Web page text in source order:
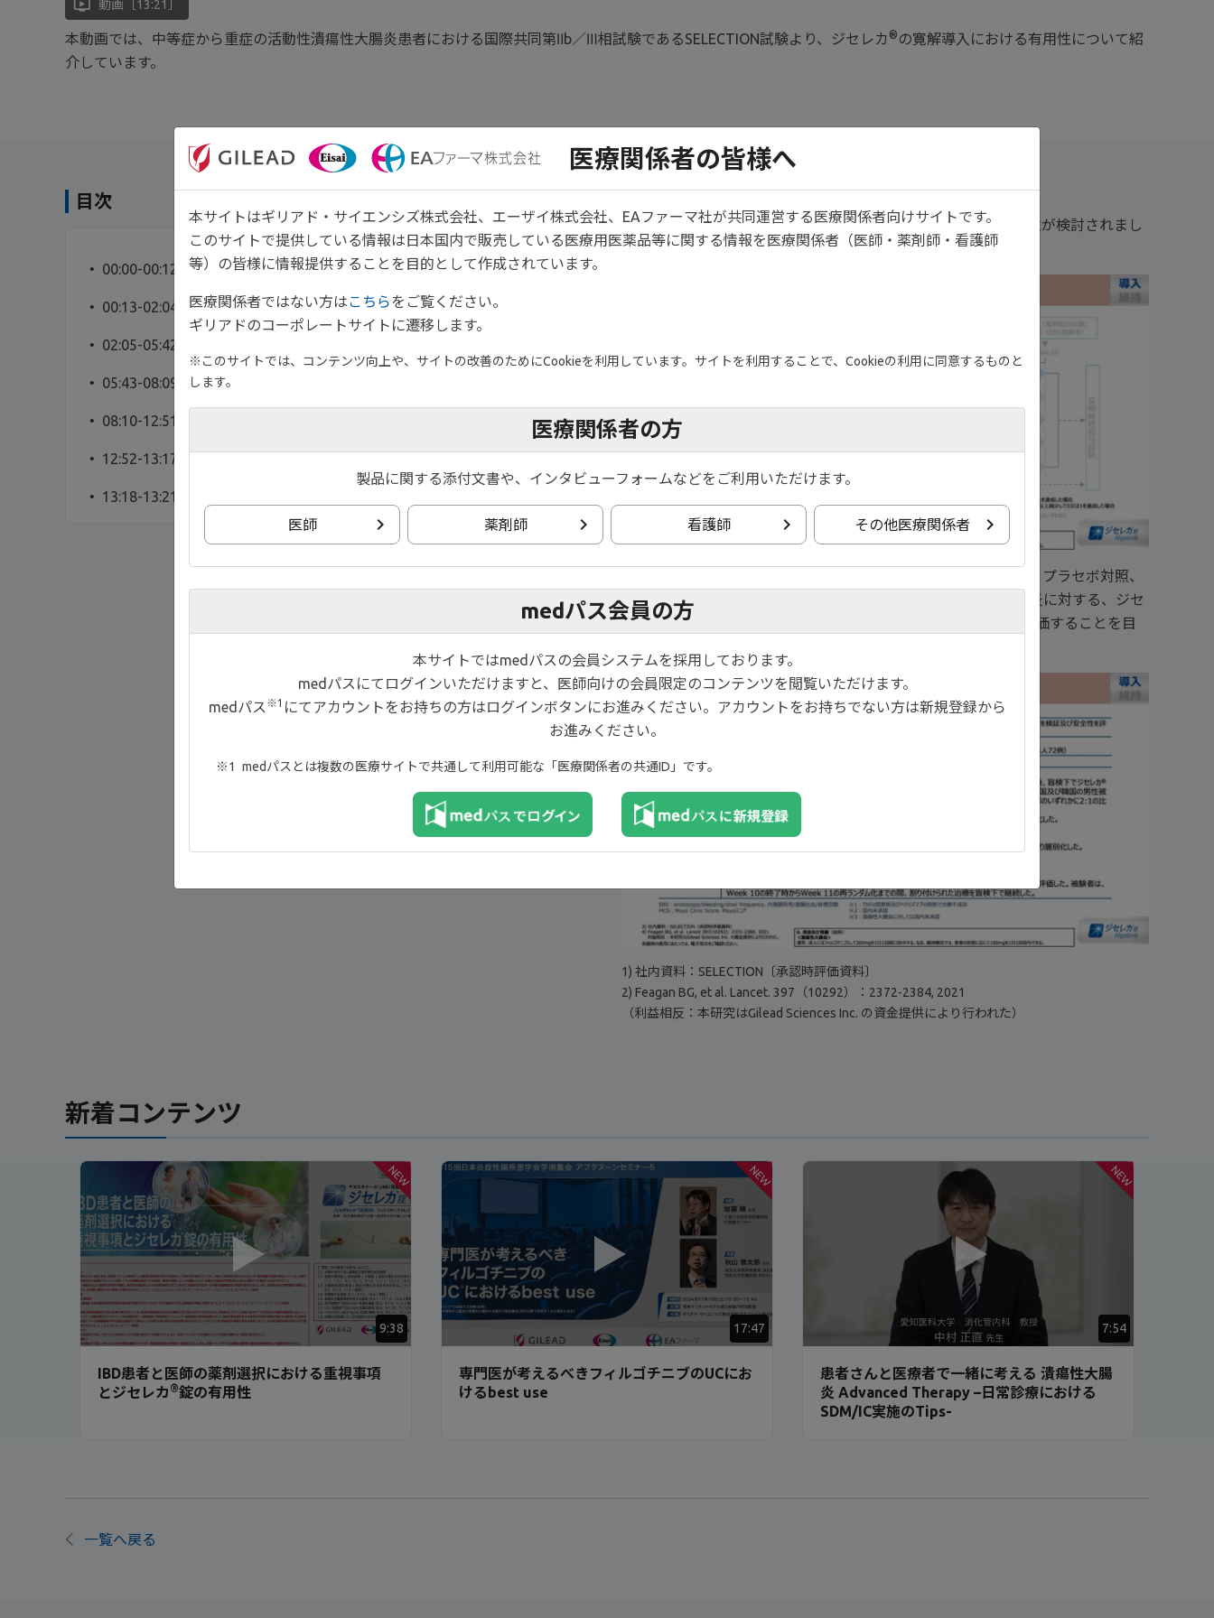
ondemand_video 動画［13:21］
本動画では、中等症から重症の活動性潰瘍性大腸炎患者における国際共同第Ⅱb／Ⅲ相試験であるSELECTION試験より、ジセレカ ® の寛解導入における有用性について紹
介しています。
投与10週時点における有効性と安全性によって寛解導入の有用性が検討されまし
た1,2)。
SELECTION試験は国際共同試験であり、ランダム化、二重盲検、プラセボ対照、
統合第Ⅱb/Ⅲ相試験であり、中等症から重症の活動性潰瘍性大腸炎に対する、ジセ
レカ®の寛解導入療法及び維持療法における有効性と安全性を評価することを目
1) 社内資料：SELECTION〔承認時評価資料〕
2) Feagan BG, et al. Lancet. 397（10292）：2372-2384, 2021
（利益相反：本研究はGilead Sciences Inc. の資金提供により行われた）
目次
00:00-00:12 イントロダクション
00:13-02:04 製品特性・作用機序
02:05-05:42 試験概要
05:43-08:09 有効性
08:10-12:51 安全性
12:52-13:17 まとめ
13:18-13:21 エンディング
新着コンテンツ
NEW
9:38
IBD患者と医師の薬剤選択における重視事項
とジセレカ ®錠の有用性
NEW
17:47
専門医が考えるべきフィルゴチニブのUCにお
けるbest use
NEW
7:54
患者さんと医療者で一緒に考える 潰瘍性大腸
炎 Advanced Therapy –日常診療における
SDM/IC実施のTips-
一覧へ戻る
医療関係者の皆様へ
本サイトはギリアド・サイエンシズ株式会社、エーザイ株式会社、EAファーマ社が共同運営する医療関係者向けサイトです。
このサイトで提供している情報は日本国内で販売している医療用医薬品等に関する情報を医療関係者（医師・薬剤師・看護師
等）の皆様に情報提供することを目的として作成されています。
医療関係者ではない方はこちら をご覧ください。
ギリアドのコーポレートサイトに遷移します。
※このサイトでは、コンテンツ向上や、サイトの改善のためにCookieを利用しています。サイトを利用することで、Cookieの利用に同意するものと
します。
医療関係者の方
製品に関する添付文書や、インタビューフォームなどをご利用いただけます。
医師 薬剤師 看護師 その他医療関係者
medパス会員の方
本サイトではmedパスの会員システムを採用しております。
medパスにてログインいただけますと、医師向けの会員限定のコンテンツを閲覧いただけます。
medパス ※1 にてアカウントをお持ちの方はログインボタンにお進みください。アカウントをお持ちでない方は新規登録から
お進みください。
medパスとは複数の医療サイトで共通して利用可能な「医療関係者の共通ID」です。